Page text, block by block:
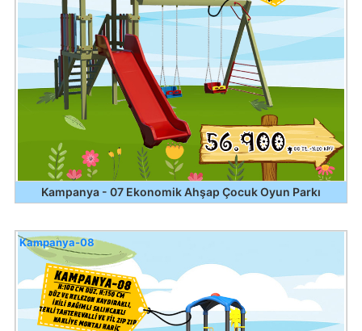
Kampanya - 07 Ekonomik Ahşap Çocuk Oyun Parkı
Kampanya-08